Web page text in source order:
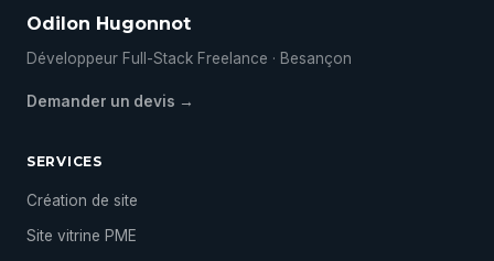
Odilon Hugonnot
Développeur Full-Stack Freelance · Besançon
Demander un devis →
SERVICES
Création de site
Site vitrine PME